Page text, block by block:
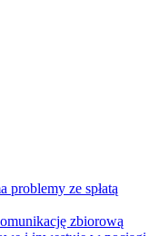
problemy ze spłatą
zbiorową